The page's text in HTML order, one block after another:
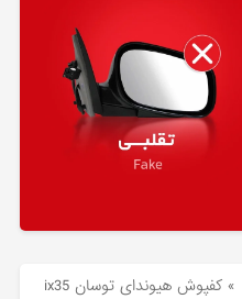
»کفپوش هیوندای توسان ix35